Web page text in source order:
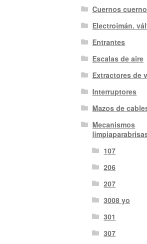
Cuernos
Electroimán.
Entrantes
Escalas de aire
Extractores de
Interruptores
Mazos de
Mecanismos
107
206
207
3008 yo
301
307